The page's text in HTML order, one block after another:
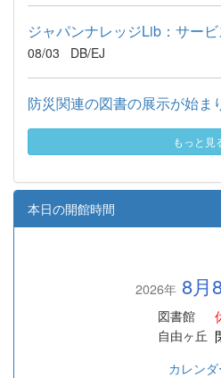
ジャパンナレッジLib：サー
08/03 DB/EJ
防災関連の図書の展示が始ま
もっと見
本日の開館時間
2026年 8月
図書館
自由ヶ丘
カレンダ